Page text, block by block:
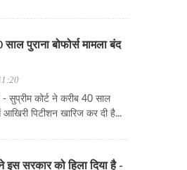
पुराना बोफोर्स मामला बंद
सुप्रीम कोर्ट ने करीब 40 साल
आखिरी पिटीशन खारिज कर दी है...
सरकार को हिला दिया है -